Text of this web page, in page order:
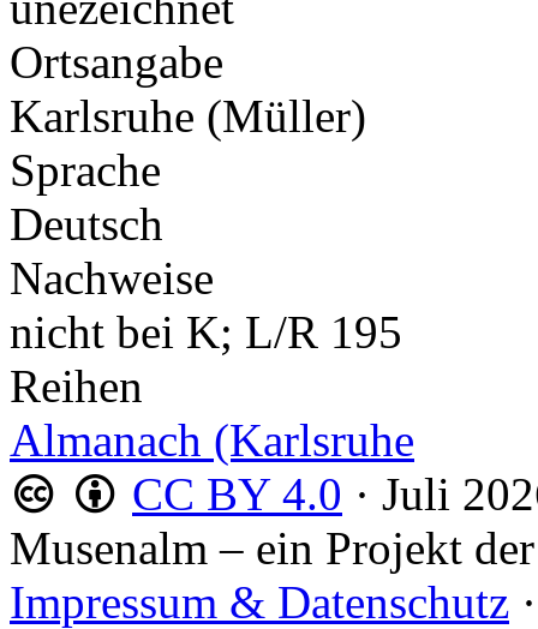
Ortsangabe
Karlsruhe (Müller)
Sprache
Deutsch
Nachweise
nicht bei K; L/R 195
Reihen
Almanach (Karlsruhe
CC BY 4.0 · Juli
Musenalm – ein Projekt der
Impressum & Datenschutz ·